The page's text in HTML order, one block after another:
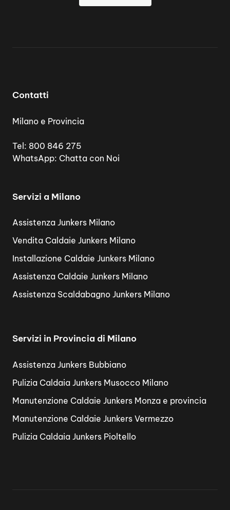
Contatti
Milano e Provincia
Tel: 800 846 275
WhatsApp: Chatta con Noi
Servizi a Milano
Assistenza Junkers Milano
Vendita Caldaie Junkers Milano
Installazione Caldaie Junkers Milano
Assistenza Caldaie Junkers Milano
Assistenza Scaldabagno Junkers Milano
Servizi in Provincia di Milano
Assistenza Junkers Bubbiano
Pulizia Caldaia Junkers Musocco Milano
Manutenzione Caldaie Junkers Monza e provincia
Manutenzione Caldaie Junkers Vermezzo
Pulizia Caldaia Junkers Pioltello